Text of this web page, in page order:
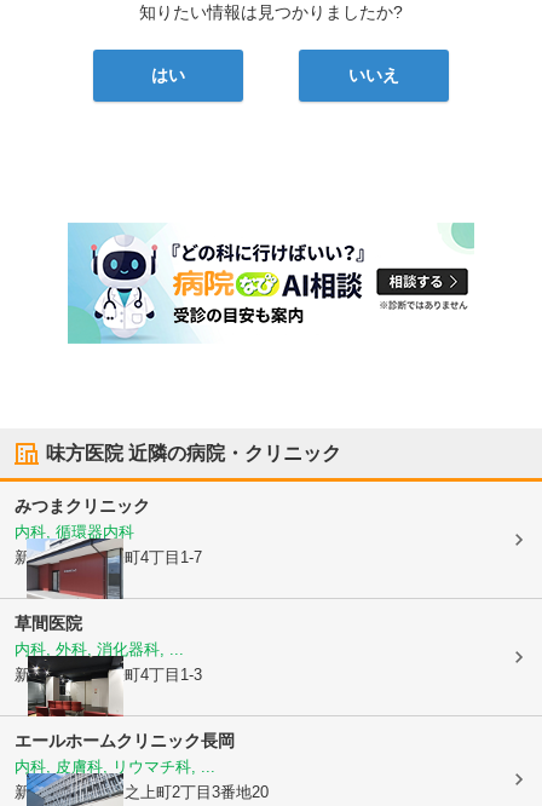
知りたい情報は見つかりましたか?
はい いいえ
味方医院近隣の病院・クリニック
みつまクリニック
内科, 循環器内科
新潟県長岡市表町4丁目1-7
草間医院
内科, 外科, 消化器科, ...
新潟県長岡市表町4丁目1-3
エールホームクリニック長岡
内科, 皮膚科, リウマチ科, ...
新潟県長岡市坂之上町2丁目3番地20